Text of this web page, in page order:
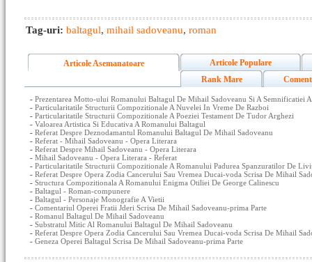
Tag-uri: baltagul, mihail sadoveanu, roman
Articole Asemanatoare
Articole Populare
Rank Mare
- Prezentarea Motto-ului Romanului Baltagul De Mihail Sadoveanu Si A Semnificatiei
- Particularitatile Structurii Compozitionale A Nuvelei In Vreme De Razboi
- Particularitatile Structurii Compozitionale A Poeziei Testament De Tudor Arghezi
- Valoarea Artistica Si Educativa A Romanului Baltagul
- Referat Despre Deznodamantul Romanului Baltagul De Mihail Sadoveanu
- Referat - Mihail Sadoveanu - Opera Literara
- Referat Despre Mihail Sadoveanu - Opera Literara
- Mihail Sadoveanu - Opera Literara - Referat
- Particularitatile Structurii Compozitionale A Romanului Padurea Spanzuratilor De
- Referat Despre Opera Zodia Cancerului Sau Vremea Ducai-voda Scrisa De Mihail
- Structura Compozitionala A Romanului Enigma Otiliei De George Calinescu
- Baltagul - Roman-compunere
- Baltagul - Personaje Monografie A Vietii
- Comentariul Operei Fratii Jderi Scrisa De Mihail Sadoveanu-prima Parte
- Romanul Baltagul De Mihail Sadoveanu
- Substratul Mitic Al Romanului Baltagul De Mihail Sadoveanu
- Referat Despre Opera Zodia Cancerului Sau Vremea Ducai-voda Scrisa De Mihail
- Geneza Operei Baltagul Scrisa De Mihail Sadoveanu-prima Parte